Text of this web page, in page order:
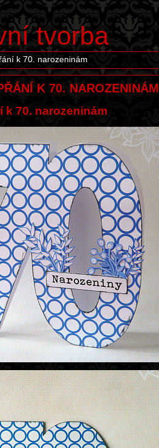
tvorba
k 70. narozeninám
K 70. NAROZENINÁM
k 70. narozeninám